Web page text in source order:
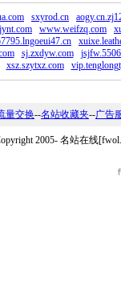
sxyrod.cn
www.weifzq.com
sj.zxdyw.com
xsz.szytxz.com
量交换--名站收藏夹--广告
2005- 名站在线